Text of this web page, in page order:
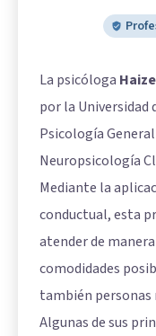
La psicóloga
por la Universidad
Psicología
Neuropsicología
Mediante la
conductual, esta
atender de
comodidades
también personas
Algunas de sus